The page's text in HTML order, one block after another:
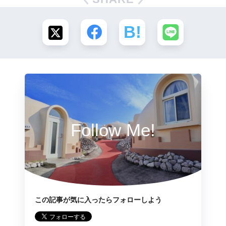
Follow Me!
この記事が気に入ったらフォローしよう